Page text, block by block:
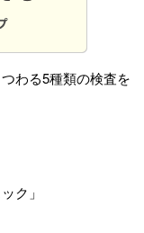
わる5種類の検査を
ク」